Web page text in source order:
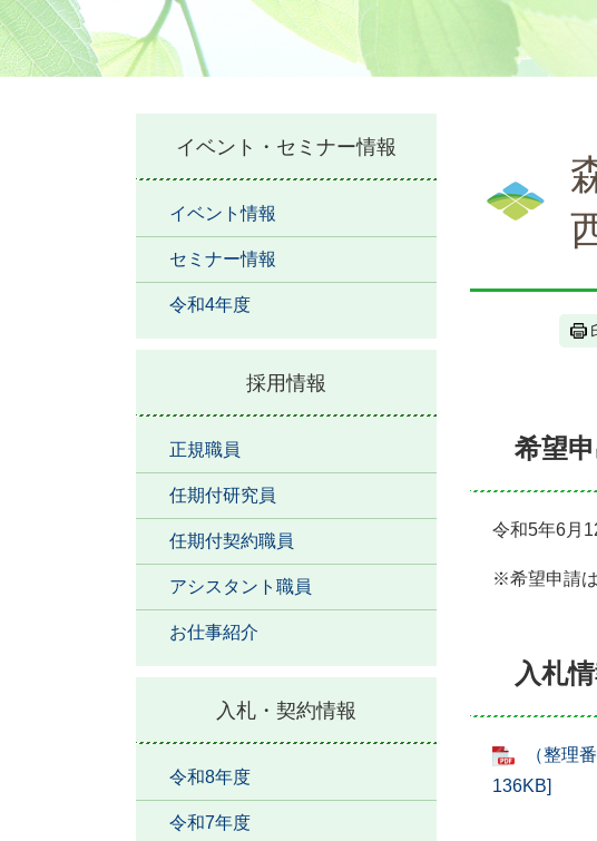
希望
令和5年6月
※希望申請
入札
（整理
136KB]
イベント・セミナー情報
イベント情報
セミナー情報
令和4年度
採用情報
正規職員
任期付研究員
任期付契約職員
アシスタント職員
お仕事紹介
入札・契約情報
令和8年度
令和7年度